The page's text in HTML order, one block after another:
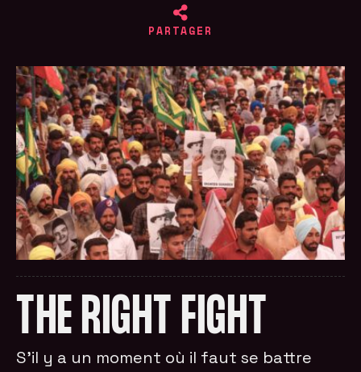
PARTAGER
THE RIGHT FIGHT
S’il y a un moment où il faut se battre